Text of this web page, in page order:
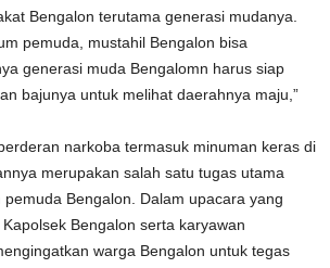
Bengalon terutama generasi mudanya.
pemuda, mustahil Bengalon bisa
generasi muda Bengalomn harus siap
bajunya untuk melihat daerahnya maju,”
narkoba termasuk minuman keras di
merupakan salah satu tugas utama
Bengalon. Dalam upacara yang
Bengalon serta karyawan
warga Bengalon untuk tegas